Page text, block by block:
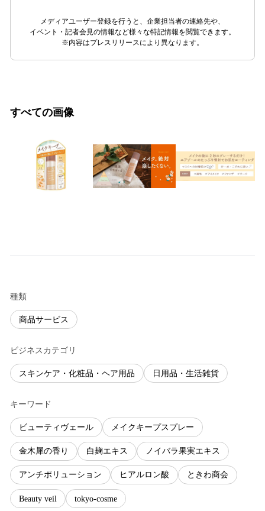
メディアユーザー登録を行うと、企業担当者の連絡先や、
イベント・記者会見の情報など様々な特記情報を閲覧できます。
※内容はプレスリリースにより異なります。
すべての画像
種類
商品サービス
ビジネスカテゴリ
スキンケア・化粧品・ヘア用品 日用品・生活雑貨
キーワード
ビューティヴェール メイクキープスプレー
金木犀の香り 白麹エキス ノイバラ果実エキス
アンチポリューション ヒアルロン酸 ときわ商会
Beauty veil tokyo-cosme